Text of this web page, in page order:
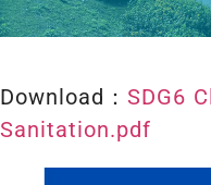
Download： SDG6
Sanitation.pdf